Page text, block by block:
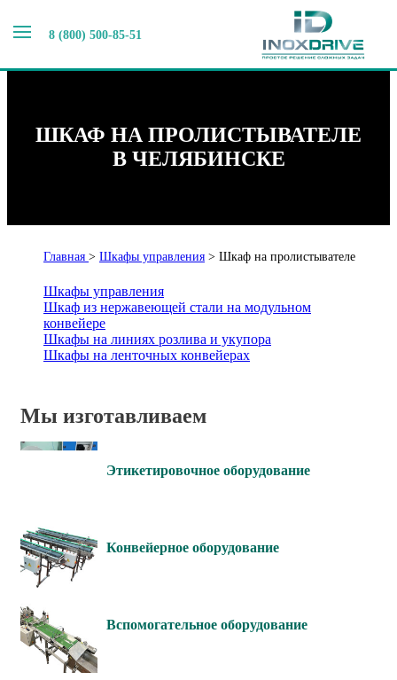
8 (800) 500-85-51
ШКАФ НА ПРОЛИСТЫВАТЕЛЕ
В ЧЕЛЯБИНСКЕ
Главная > Шкафы управления > Шкаф на пролистывателе
Шкафы управления
Шкаф из нержавеющей стали на модульном
конвейере
Шкафы на линиях розлива и укупора
Шкафы на ленточных конвейерах
Мы изготавливаем
Этикетировочное оборудование
Конвейерное оборудование
Вспомогательное оборудование